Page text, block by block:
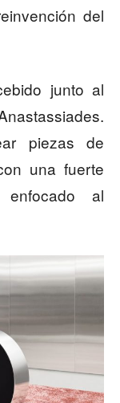
del
junto al
piezas de
una fuerte
enfocado al